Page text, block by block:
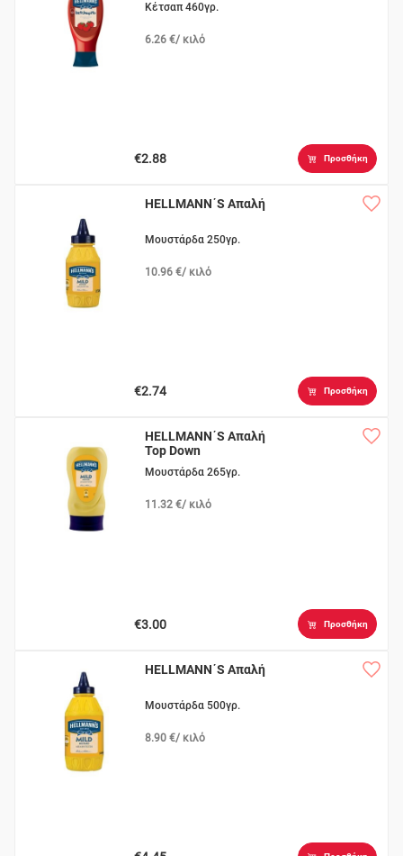
Κέτσαπ 460γρ.
6.26 €/ κιλό
€2.88 Προσθήκη
HELLMANN΄S Απαλή
Μουστάρδα 250γρ.
10.96 €/ κιλό
€2.74 Προσθήκη
HELLMANN΄S Απαλή
Top Down
Μουστάρδα 265γρ.
11.32 €/ κιλό
€3.00 Προσθήκη
HELLMANN΄S Απαλή
Μουστάρδα 500γρ.
8.90 €/ κιλό